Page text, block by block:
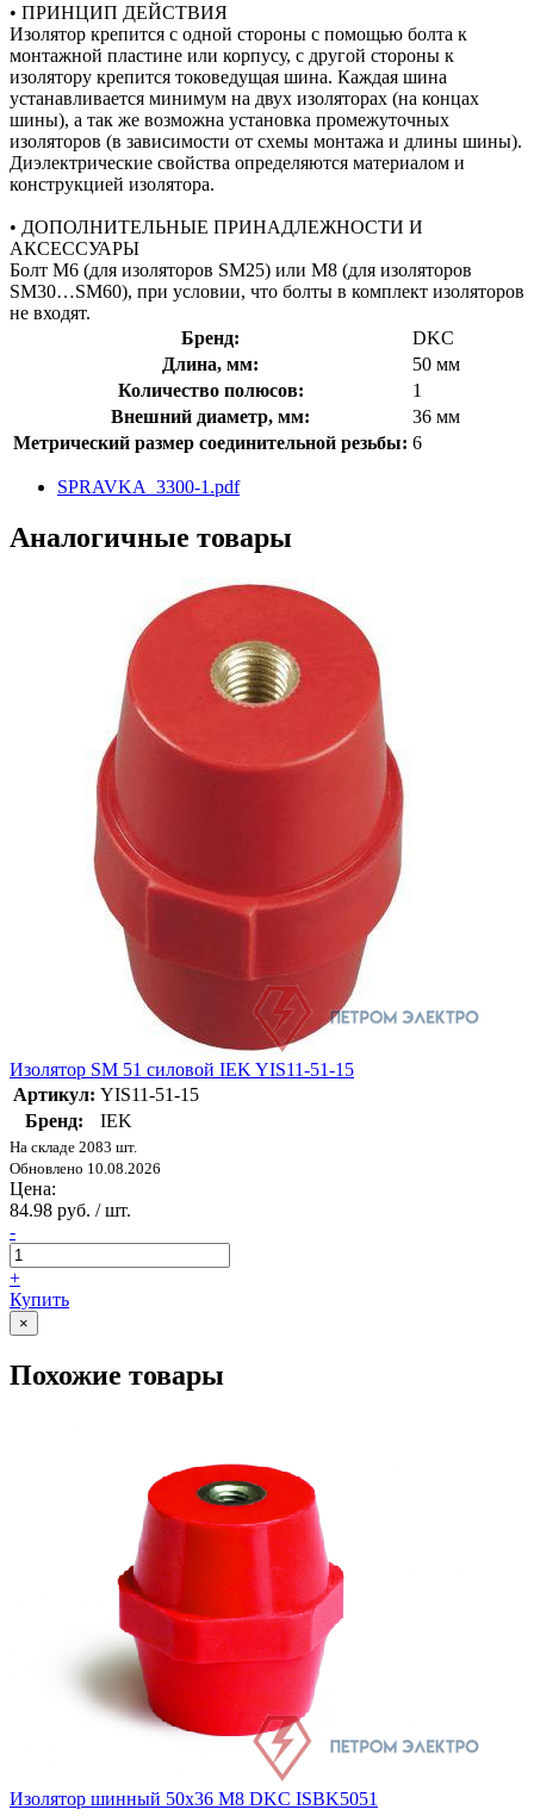
• ПРИНЦИП ДЕЙСТВИЯ
Изолятор крепится с одной стороны с помощью болта к
монтажной пластине или корпусу, с другой стороны к
изолятору крепится токоведущая шина. Каждая шина
устанавливается минимум на двух изоляторах (на концах
шины), а так же возможна установка промежуточных
изоляторов (в зависимости от схемы монтажа и длины шины).
Диэлектрические свойства определяются материалом и
конструкцией изолятора.
• ДОПОЛНИТЕЛЬНЫЕ ПРИНАДЛЕЖНОСТИ И
АКСЕССУАРЫ
Болт М6 (для изоляторов SM25) или М8 (для изоляторов
SM30…SM60), при условии, что болты в комплект изоляторов
не входят.
Бренд:
DKC
Длина, мм:
50 мм
Количество полюсов:
1
Внешний диаметр, мм:
36 мм
Метрический размер соединительной резьбы: 6
SPRAVKA_3300-1.pdf
Аналогичные товары
Изолятор SM 51 силовой IEK YIS11-51-15
Артикул: YIS11-51-15
Бренд:
IEK
На складе 2083 шт.
Обновлено 10.08.2026
Цена:
84.98 руб. / шт.
-
+
Купить
×
Похожие товары
Изолятор шинный 50х36 M8 DKC ISBK5051